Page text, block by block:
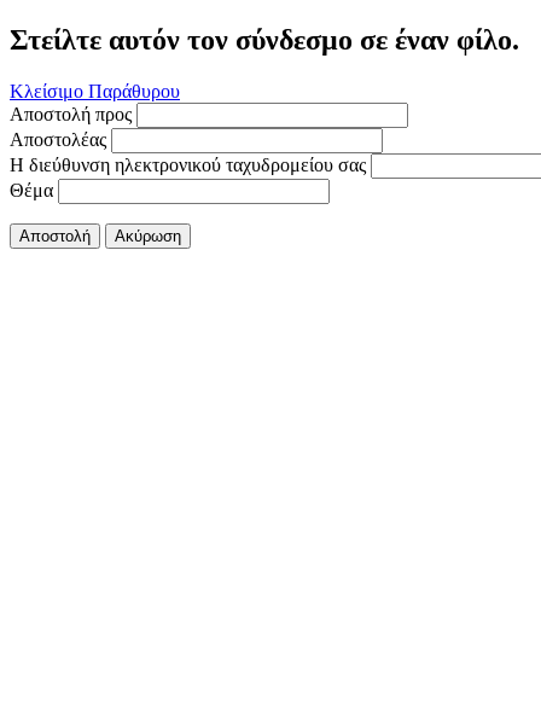
Στείλτε αυτόν τον σύνδεσμο σε έναν φίλο.
Κλείσιμο Παράθυρου
Αποστολή προς
Αποστολέας
Η διεύθυνση ηλεκτρονικού ταχυδρομείου σας
Θέμα
Αποστολή Ακύρωση